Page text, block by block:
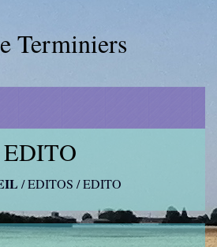
Terminiers
EDITO
/EDITOS /EDITO